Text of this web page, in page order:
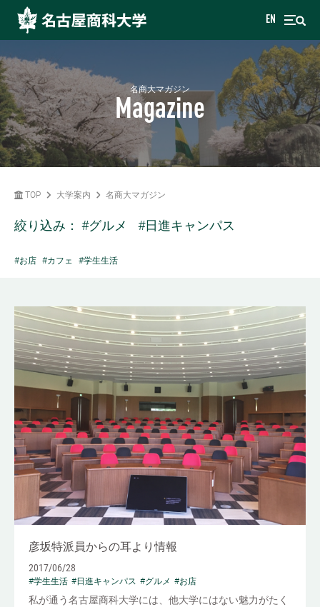
EN
名商大マガジン
Magazine
TOP 大学案内 名商大マガジン
絞り込み： #グルメ #日進キャンパス
#お店 #カフェ #学生生活
彦坂特派員からの耳より情報
2017/06/28
#学生生活 #日進キャンパス #グルメ #お店
私が通う名古屋商科大学には、他大学にはない魅力がたく